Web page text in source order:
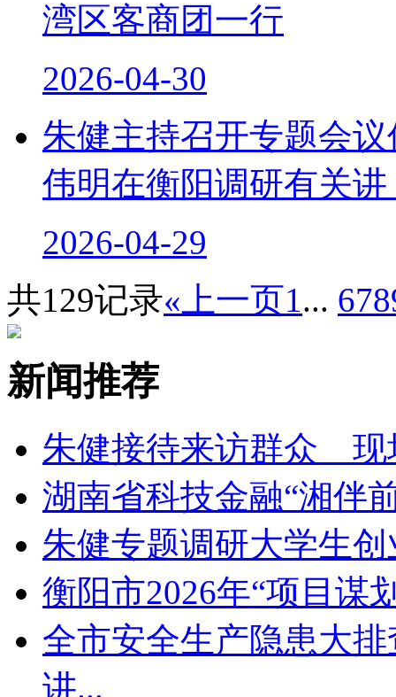
湾区客商团一行
2026-04-30
朱健主持召开专题会
伟明在衡阳调研有关讲
2026-04-29
共129记录«上一页1... 678
新闻推荐
朱健接待来访群众 现
湖南省科技金融“湘伴
朱健专题调研大学生
衡阳市2026年“项目谋
全市安全生产隐患大
讲...